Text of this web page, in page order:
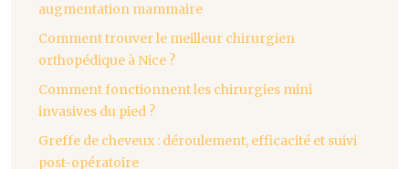
augmentation mammaire
Comment trouver le meilleur chirurgien
orthopédique à Nice ?
Comment fonctionnent les chirurgies mini
invasives du pied ?
Greffe de cheveux : déroulement, efficacité et suivi
post-opératoire